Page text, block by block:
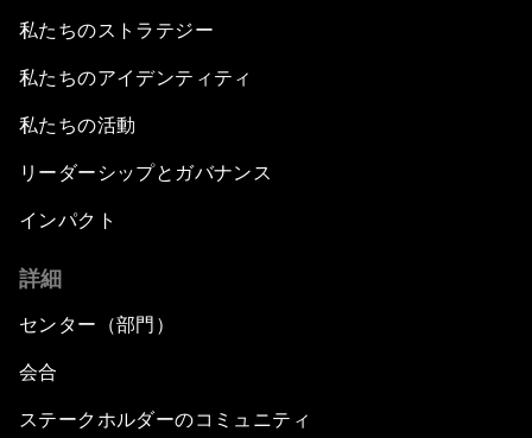
私たちのストラテジー
私たちのアイデンティティ
私たちの活動
リーダーシップとガバナンス
インパクト
詳細
センター（部門）
会合
ステークホルダーのコミュニティ